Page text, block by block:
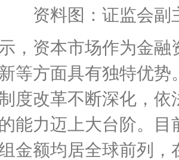
资料图：证监会副
资本市场作为金融
等方面具有独特优
度改革不断深化，
能力迈上大台阶。
金额均居全球前列